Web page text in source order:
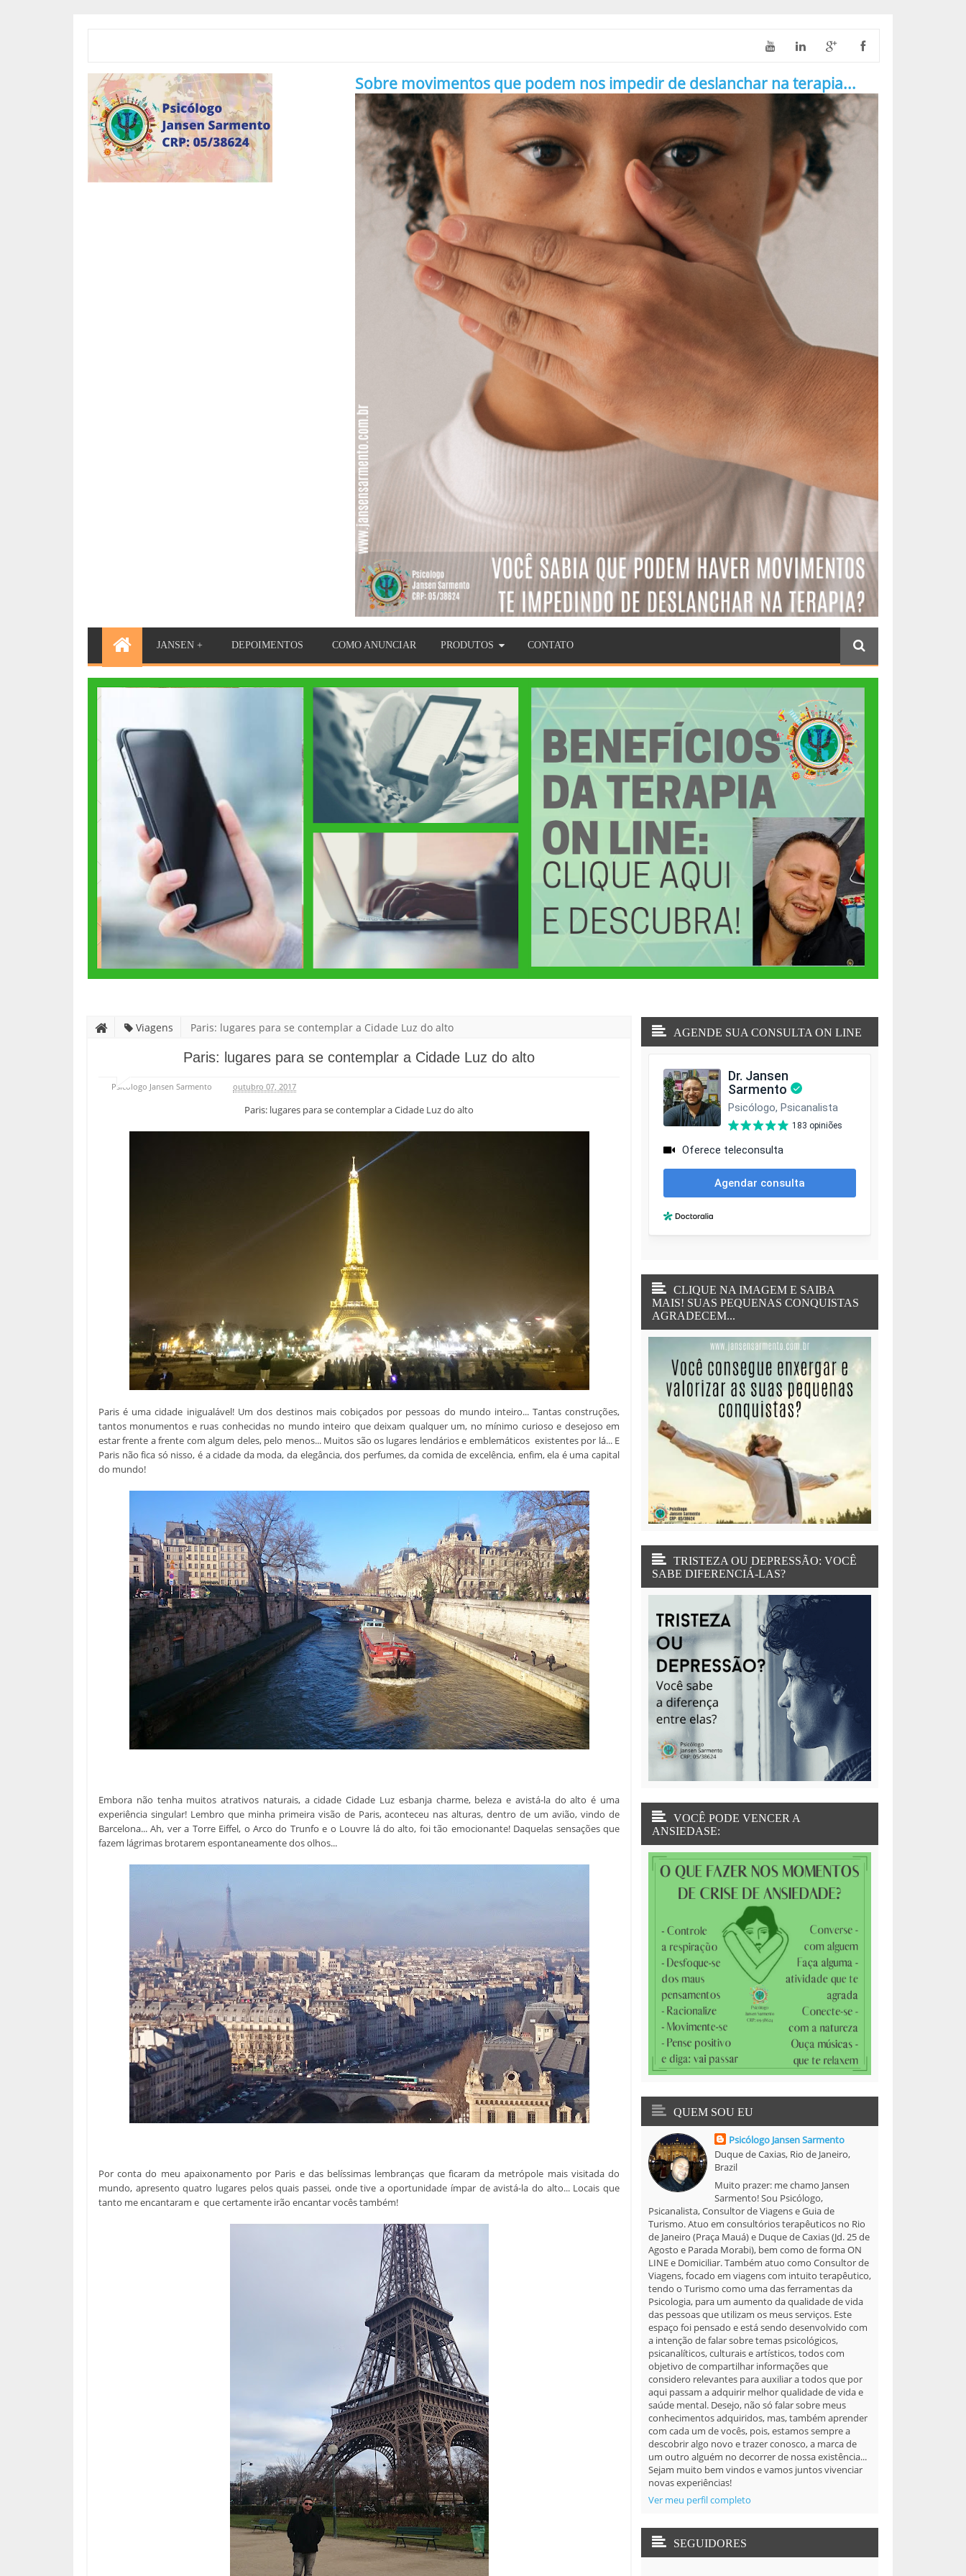
Sobre movimentos que podem nos impedir de deslanchar na terapia...
JANSEN + DEPOIMENTOS COMO ANUNCIAR PRODUTOS CONTATO
Viagens Paris: lugares para se contemplar a Cidade Luz do alto
Paris: lugares para se contemplar a Cidade Luz do alto
Psicólogo Jansen Sarmento outubro 07, 2017
Paris: lugares para se contemplar a Cidade Luz do alto
Paris é uma cidade inigualável! Um dos destinos mais cobiçados por pessoas do mundo inteiro... Tantas construções,
tantos monumentos e ruas conhecidas no mundo inteiro que deixam qualquer um, no mínimo curioso e desejoso em
estar frente a frente com algum deles, pelo menos... Muitos são os lugares lendários e emblemáticos existentes por lá... E
Paris não fica só nisso, é a cidade da moda, da elegância, dos perfumes, da comida de excelência, enfim, ela é uma capital
do mundo!
Embora não tenha muitos atrativos naturais, a cidade Cidade Luz esbanja charme, beleza e avistá-la do alto é uma
experiência singular! Lembro que minha primeira visão de Paris, aconteceu nas alturas, dentro de um avião, vindo de
Barcelona... Ah, ver a Torre Eiffel, o Arco do Trunfo e o Louvre lá do alto, foi tão emocionante! Daquelas sensações que
fazem lágrimas brotarem espontaneamente dos olhos...
Por conta do meu apaixonamento por Paris e das belíssimas lembranças que ficaram da metrópole mais visitada do
mundo, apresento quatro lugares pelos quais passei, onde tive a oportunidade ímpar de avistá-la do alto... Locais que
tanto me encantaram e que certamente irão encantar vocês também!
AGENDE SUA CONSULTA ON LINE
CLIQUE NA IMAGEM E SAIBA
MAIS! SUAS PEQUENAS CONQUISTAS
AGRADECEM...
TRISTEZA OU DEPRESSÃO: VOCÊ
SABE DIFERENCIÁ-LAS?
VOCÊ PODE VENCER A
ANSIEDASE:
QUEM SOU EU
Psicólogo Jansen Sarmento
Duque de Caxias, Rio de Janeiro,
Brazil
Muito prazer: me chamo Jansen
Sarmento! Sou Psicólogo,
Psicanalista, Consultor de Viagens e Guia de
Turismo. Atuo em consultórios terapêuticos no Rio
de Janeiro (Praça Mauá) e Duque de Caxias (Jd. 25 de
Agosto e Parada Morabi), bem como de forma ON
LINE e Domiciliar. Também atuo como Consultor de
Viagens, focado em viagens com intuito terapêutico,
tendo o Turismo como uma das ferramentas da
Psicologia, para um aumento da qualidade de vida
das pessoas que utilizam os meus serviços. Este
espaço foi pensado e está sendo desenvolvido com
a intenção de falar sobre temas psicológicos,
psicanalíticos, culturais e artísticos, todos com
objetivo de compartilhar informações que
considero relevantes para auxiliar a todos que por
aqui passam a adquirir melhor qualidade de vida e
saúde mental. Desejo, não só falar sobre meus
conhecimentos adquiridos, mas, também aprender
com cada um de vocês, pois, estamos sempre a
descobrir algo novo e trazer conosco, a marca de
um outro alguém no decorrer de nossa existência...
Sejam muito bem vindos e vamos juntos vivenciar
novas experiências!
Ver meu perfil completo
SEGUIDORES